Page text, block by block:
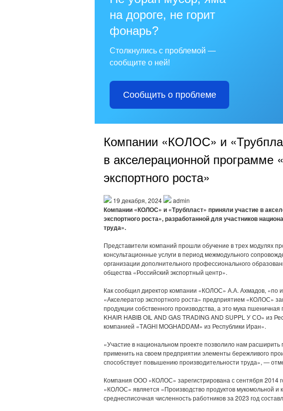
на дороге, не горит
фонарь?
Столкнулись с проблемой —
сообщите о ней!
Сообщить о проблеме
Компании «КОЛОС» и
в акселерационной программе
экспортного роста»
19 декабря, 2024 admin
Компании «КОЛОС» и «Трубпласт» приняли участие в
экспортного роста», разработанной для участников
труда».
Представители компаний прошли обучение в трех модулях
консультационные услуги в период межмодульного
организации дополнительного профессионального
общества «Российский экспортный центр».
Как сообщил директор компании «КОЛОС» А.А. Ахмадов, «по
«Акселератор экспортного роста» предприятием «КОЛОС»
продукции собственного производства, а это мука
KHAIR HABIB OIL AND GAS TRADING AND SUPPL У СО» из
компанией «ТAGHI MOGHADDAM» из Республики Иран».
«Участие в национальном проекте позволило нам расширить
применить на своем предприятии элементы бережливого
способствует повышению производительности труда», —
Компания ООО «КОЛОС» зарегистрирована с сентября 2014
«КОЛОС» является «Производство продуктов мукомольной
среднесписочная численность работников за 2023 год